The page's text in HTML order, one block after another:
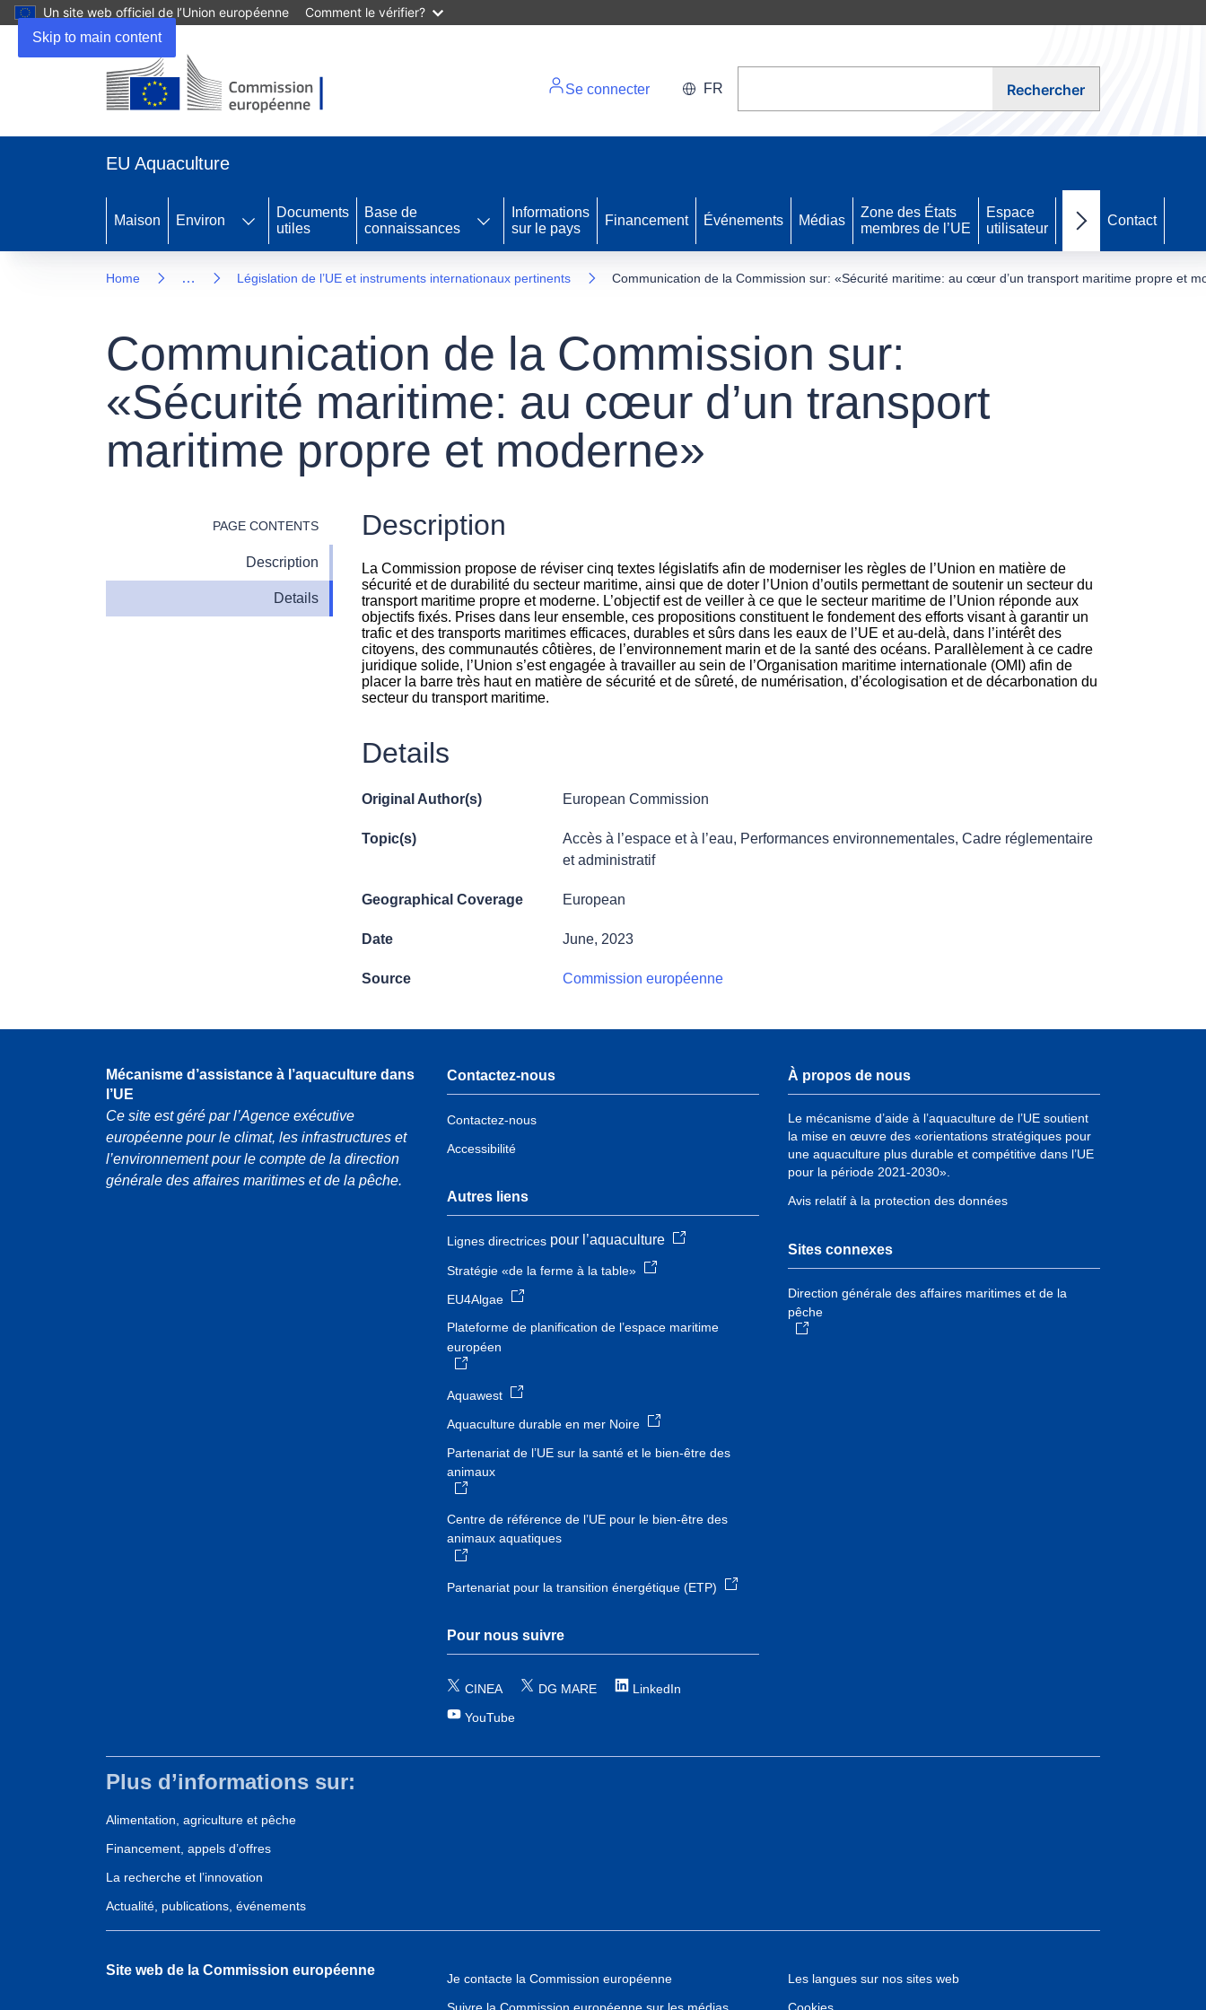
Skip to main content
Un site web officiel de l’Union européenne Comment le vérifier?
Se connecter FR Rechercher
EU Aquaculture
Next items
Maison Environ
Documents
utiles
Base de
connaissances
Informations
sur le pays
Financement Événements Médias
Zone des États
membres de l’UE
Espace
utilisateur
FAQ Contact
Home … Législation de l’UE et instruments internationaux pertinents Communication de la Commission sur: «Sécurité maritime: au cœur d’un transport maritime propre et
Communication de la Commission sur:
«Sécurité maritime: au cœur d’un transport
maritime propre et moderne»
PAGE CONTENTS
Description
Details
Description
La Commission propose de réviser cinq textes législatifs afin de moderniser les règles de l’Union en matière de
sécurité et de durabilité du secteur maritime, ainsi que de doter l’Union d’outils permettant de soutenir un secteur du
transport maritime propre et moderne. L’objectif est de veiller à ce que le secteur maritime de l’Union réponde aux
objectifs fixés. Prises dans leur ensemble, ces propositions constituent le fondement des efforts visant à garantir un
trafic et des transports maritimes efficaces, durables et sûrs dans les eaux de l’UE et au-delà, dans l’intérêt des
citoyens, des communautés côtières, de l’environnement marin et de la santé des océans. Parallèlement à ce cadre
juridique solide, l’Union s’est engagée à travailler au sein de l’Organisation maritime internationale (OMI) afin de
placer la barre très haut en matière de sécurité et de sûreté, de numérisation, d’écologisation et de décarbonation du
secteur du transport maritime.
Details
Original Author(s) European Commission
Topic(s) Accès à l’espace et à l’eau, Performances environnementales, Cadre réglementaire
et administratif
Geographical Coverage European
Date June, 2023
Source Commission européenne
Mécanisme d’assistance à l’aquaculture dans
l’UE
Ce site est géré par l’Agence exécutive
européenne pour le climat, les infrastructures et
l’environnement pour le compte de la direction
générale des affaires maritimes et de la pêche.
Contactez-nous
Contactez-nous
Accessibilité
Autres liens
Lignes directrices pour l’aquaculture
Stratégie «de la ferme à la table»
EU4Algae
Plateforme de planification de l’espace maritime
européen
Aquawest
Aquaculture durable en mer Noire
Partenariat de l’UE sur la santé et le bien-être des
animaux
Centre de référence de l’UE pour le bien-être des
animaux aquatiques
Partenariat pour la transition énergétique (ETP)
Pour nous suivre
CINEA DG MARE LinkedIn
YouTube
À propos de nous
Le mécanisme d’aide à l’aquaculture de l’UE soutient
la mise en œuvre des «orientations stratégiques pour
une aquaculture plus durable et compétitive dans l’UE
pour la période 2021-2030».
Avis relatif à la protection des données
Sites connexes
Direction générale des affaires maritimes et de la
pêche
Plus d’informations sur:
Alimentation, agriculture et pêche
Financement, appels d’offres
La recherche et l’innovation
Actualité, publications, événements
Site web de la Commission européenne
Je contacte la Commission européenne
Les langues sur nos sites web